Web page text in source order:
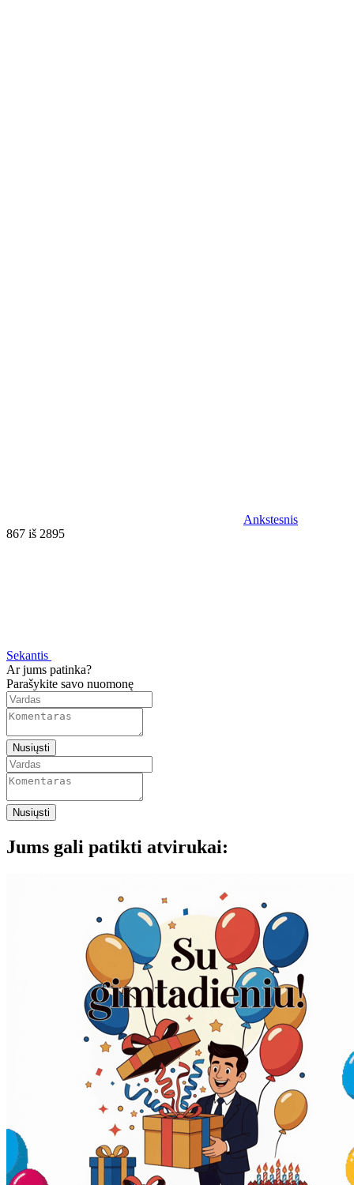
Ankstesnis
867 iš 2895
Sekantis
Ar jums patinka?
Parašykite savo nuomonę
Nusiųsti
Nusiųsti
Jums gali patikti atvirukai: